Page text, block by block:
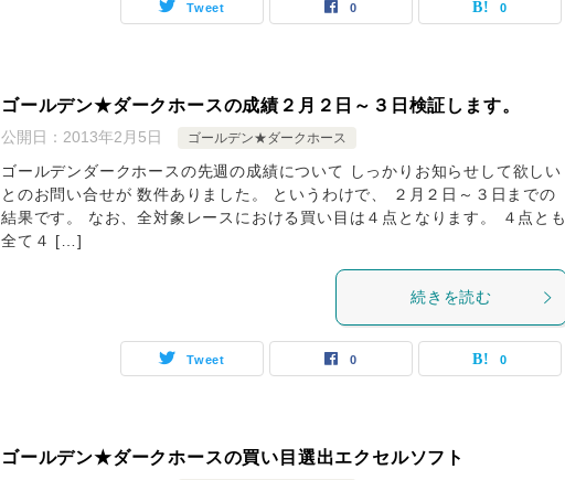
Tweet 0 0
ゴールデン★ダークホースの成績２月２日～３日検証します。
公開日： 2013年2月5日 ゴールデン★ダークホース
ゴールデンダークホースの先週の成績について しっかりお知らせして欲しい
とのお問い合せが 数件ありました。 というわけで、 ２月２日～３日までの
結果です。 なお、全対象レースにおける買い目は４点となります。 ４点とも
全て４ […]
続きを読む
Tweet 0 0
ゴールデン★ダークホースの買い目選出エクセルソフト